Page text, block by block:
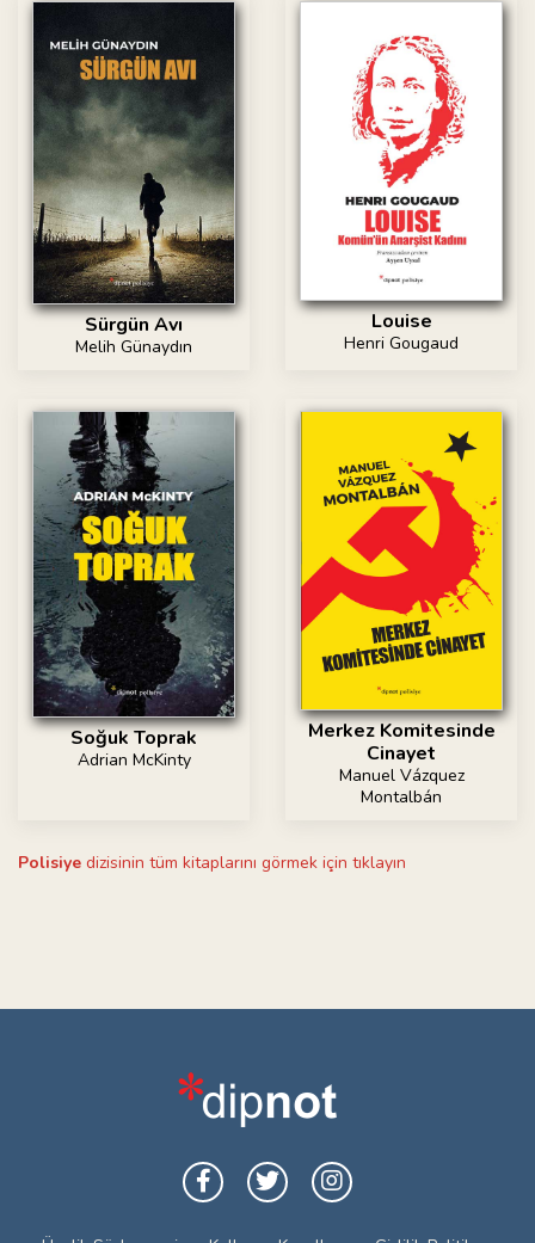
Sürgün Avı
Melih Günaydın
Louise
Henri Gougaud
Soğuk Toprak
Adrian McKinty
Merkez Komitesinde
Cinayet
Manuel Vázquez
Montalbán
Polisiye dizisinin tüm kitaplarını görmek için tıklayın